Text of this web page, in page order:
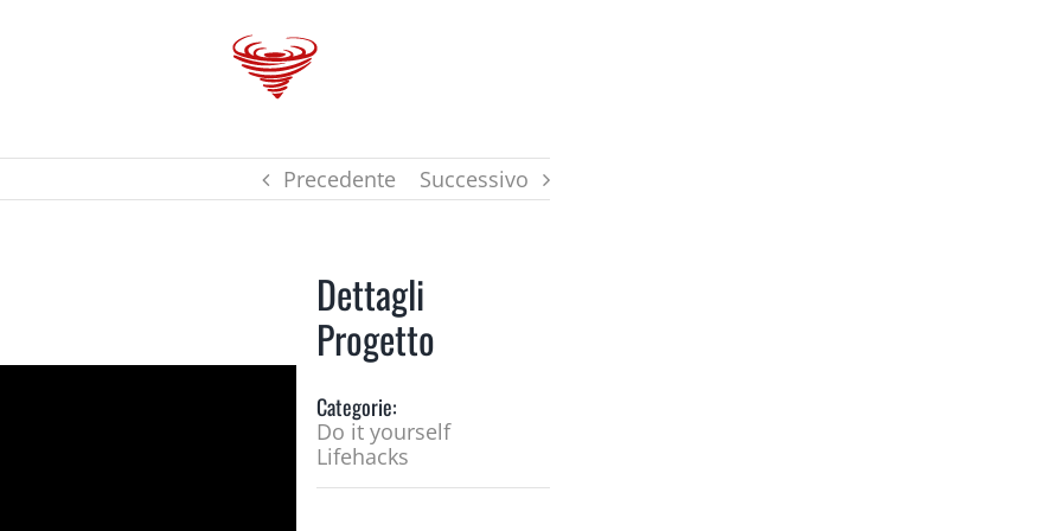
Precedente Successivo
Dettagli
Progetto
Categorie:
Do it yourself
Lifehacks